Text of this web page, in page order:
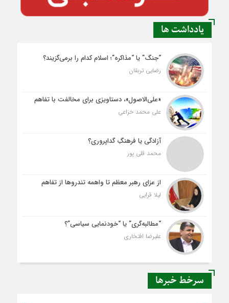
یادداشت ها
“جنگ” یا “مذاکره”؛ اسلام کدام را برمی‌گزیند؟
رضایی تربقان
«علی‌الاصول»، دستاویزی برای مخالفت با تفاهم
علی محمد خزاعی
آزادگی یا فرهنگِ گداپروری؟
محمد قلی پور
از عزای رهبر معظم تا واهمه تندروها از تفاهم
لیلا قرایی
“مطالبه‌گری” یا “خودنمایی سیاسی”؟
علیرضا افتخاری
سرخط خبرها